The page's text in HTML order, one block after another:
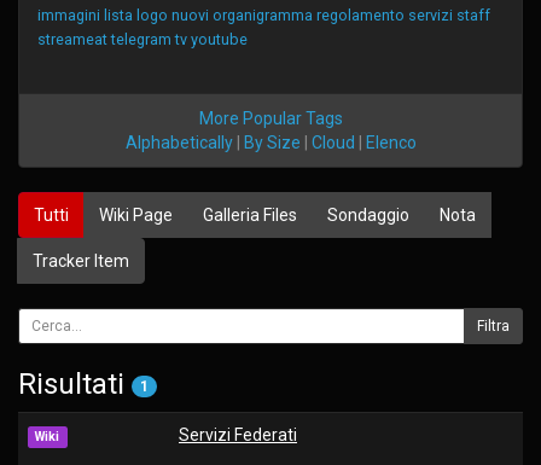
immagini lista logo nuovi organigramma regolamento servizi staff
streameat telegram tv youtube
More Popular Tags
Alphabetically| By Size Cloud Elenco
Tutti Wiki Page Galleria Files Sondaggio Nota
Tracker Item
Risultati 1
Wiki Servizi Federati